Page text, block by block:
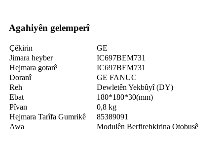
Agahiyên gelemperî
Çêkirin
GE
Jimara heyber
IC697BEM731
Hejmara gotarê
IC697BEM731
Doranî
GE FANUC
Reh
Dewletên Yekbûyî (DY)
Ebat
180*180*30(mm)
Pîvan
0,8 kg
Hejmara Tarîfa Gumrikê
85389091
Awa
Modulên Berfirehkirina Otobusê